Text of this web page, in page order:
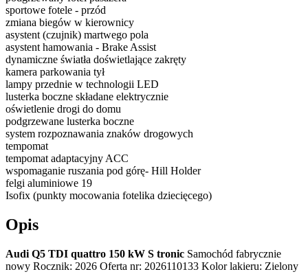
sportowe fotele - przód
zmiana biegów w kierownicy
asystent (czujnik) martwego pola
asystent hamowania - Brake Assist
dynamiczne światła doświetlające zakręty
kamera parkowania tył
lampy przednie w technologii LED
lusterka boczne składane elektrycznie
oświetlenie drogi do domu
podgrzewane lusterka boczne
system rozpoznawania znaków drogowych
tempomat
tempomat adaptacyjny ACC
wspomaganie ruszania pod górę- Hill Holder
felgi aluminiowe 19
Isofix (punkty mocowania fotelika dziecięcego)
Opis
Audi Q5 TDI quattro 150 kW S tronic Samochód fabrycznie
nowy Rocznik: 2026 Oferta nr: 2026110133 Kolor lakieru: Zielony